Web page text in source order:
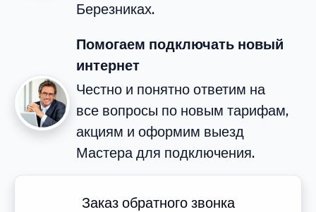
Березниках.
Помогаем подключать новый
интернет
Честно и понятно ответим на
все вопросы по новым тарифам,
акциям и оформим выезд
Мастера для подключения.
Заказ обратного звонка